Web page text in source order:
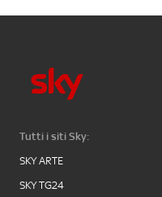
Tutti i siti Sky:
SKY ARTE
SKY TG24